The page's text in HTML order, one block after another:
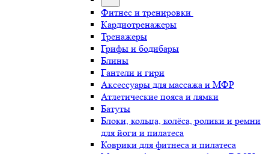
Фитнес и тренировки
Кардиотренажеры
Тренажеры
Грифы и бодибары
Блины
Гантели и гири
Аксессуары для массажа и МФР
Атлетические пояса и лямки
Батуты
Блоки, кольца, колёса, ролики и ремни
для йоги и пилатеса
Коврики для фитнеса и пилатеса